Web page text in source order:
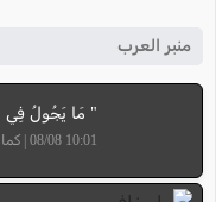
منبر العرب
" مَا يَجُولُ فِي
10:01 08/08 | كمال إبراهيم